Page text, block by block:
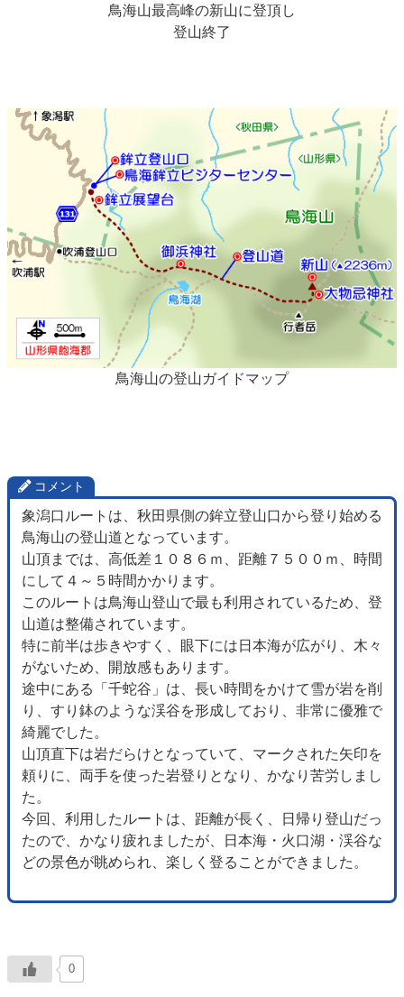
鳥海山最高峰の新山に登頂し
登山終了
鳥海山の登山ガイドマップ
コメント
象潟口ルートは、秋田県側の鉾立登山口から登り始める
鳥海山の登山道となっています。
山頂までは、高低差１０８６ｍ、距離７５００ｍ、時間
にして４～５時間かかります。
このルートは鳥海山登山で最も利用されているため、登
山道は整備されています。
特に前半は歩きやすく、眼下には日本海が広がり、木々
がないため、開放感もあります。
途中にある「千蛇谷」は、長い時間をかけて雪が岩を削
り、すり鉢のような渓谷を形成しており、非常に優雅で
綺麗でした。
山頂直下は岩だらけとなっていて、マークされた矢印を
頼りに、両手を使った岩登りとなり、かなり苦労しまし
た。
今回、利用したルートは、距離が長く、日帰り登山だっ
たので、かなり疲れましたが、日本海・火口湖・渓谷な
どの景色が眺められ、楽しく登ることができました。
0